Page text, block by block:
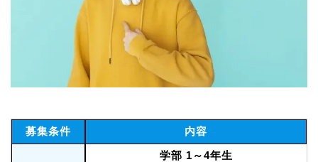
募集条件 内容
学部 1～4年生